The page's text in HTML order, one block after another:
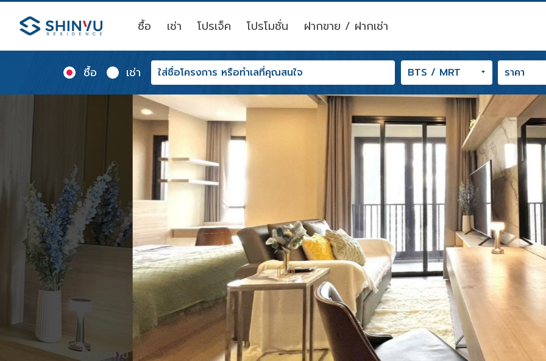
ซื้อ เช่า โปรเจ็ค โปรโมชั่น ฝากขาย / ฝากเช่า
ซื้อ เช่า